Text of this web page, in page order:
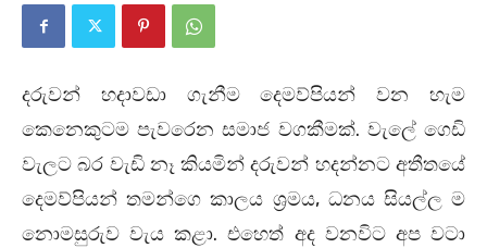
දරුවන් හදාවඩා ගැනීම දෙමව්පියන් වන හැම
කෙනෙකුටම පැවරෙන සමාජ වගකීමක්. වැලේ ගෙඩි
වැලට බර වැඩි නෑ කියමින් දරුවන් හදන්නට අතීතයේ
දෙමව්පියන් තමන්ගෙ කාලය ශ්‍රමය, ධනය සියල්ල ම
නොමසුරුව වැය කළා. එහෙත් අද වනවිට අප වටා